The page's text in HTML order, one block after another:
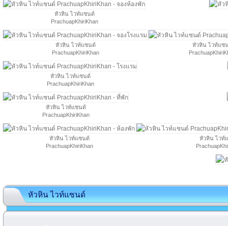
หัวหิน ไวท์แซนด์
PrachuapKhiriKhan
หัวหิน ไวท์แซนด์
PrachuapKhiriKhan
หัวหิน ไวท์แซ
หัวหิน ไวท์แซนด์
PrachuapKhiriKhan
หัวหิน ไวท์แซนด์
PrachuapKhiriKhan
หัวหิน ไวท์แซนด์
PrachuapKhiriKhan
หัวหิน ไวท์
หัวหิน ไวท์แซนด์